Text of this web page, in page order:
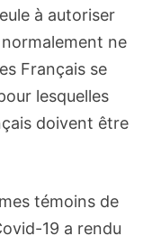
à autoriser
normalement ne
Français se
lesquelles
doivent être
témoins de
19 a rendu